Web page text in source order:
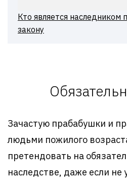
Кто является наследником
закону
Зачастую прабабушки и
людьми пожилого
претендовать на
наследстве, даже если не